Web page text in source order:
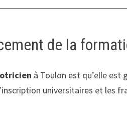
de la
à Toulon est qu’elle est
universitaires et les